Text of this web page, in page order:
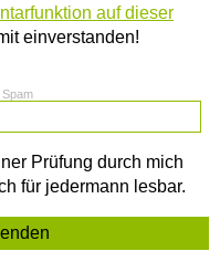
auf dieser
einverstanden!
Prüfung durch mich
für jedermann lesbar.